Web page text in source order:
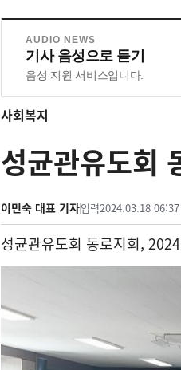
AUDIO NEWS
기사 음성으로 듣기
음성 지원 서비스입니다.
사회복지
성균관유도회
이민숙 대표 기자입력2024.03.18 06:37
성균관유도회 동로지회, 2024